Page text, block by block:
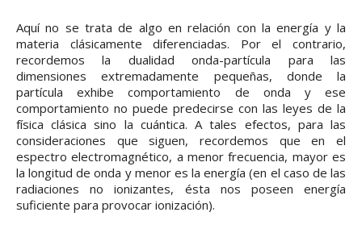
Aquí no se trata de algo en relación con la energía y la
materia clásicamente diferenciadas. Por el contrario,
recordemos la dualidad onda-partícula para las
dimensiones extremadamente pequeñas, donde la
partícula exhibe comportamiento de onda y ese
comportamiento no puede predecirse con las leyes de la
física clásica sino la cuántica. A tales efectos, para las
consideraciones que siguen, recordemos que en el
espectro electromagnético, a menor frecuencia, mayor es
la longitud de onda y menor es la energía (en el caso de las
radiaciones no ionizantes, ésta nos poseen energía
suficiente para provocar ionización).